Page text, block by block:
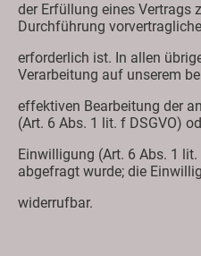
der Erfüllung eines Vertrags
Durchführung
erforderlich ist. In allen
Verarbeitung auf unserem
effektiven Bearbeitung der
(Art. 6 Abs. 1 lit. f DSGVO)
Einwilligung (Art. 6 Abs. 1
abgefragt wurde; die
widerrufbar.